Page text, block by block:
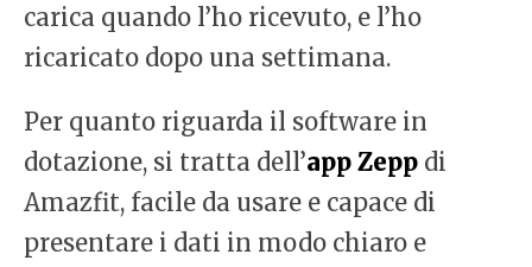
carica quando l’ho ricevuto, e l’ho
ricaricato dopo una settimana.
Per quanto riguarda il software in
dotazione, si tratta dell’app Zepp di
Amazfit, facile da usare e capace di
presentare i dati in modo chiaro e